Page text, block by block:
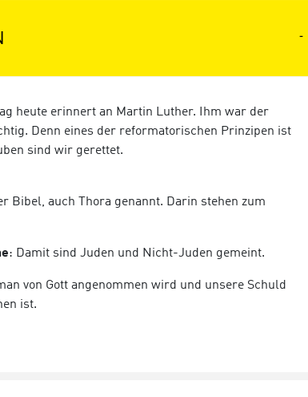
heute erinnert an Martin Luther. Ihm war der
Denn eines der reformatorischen Prinzipen ist
sind wir gerettet.
Bibel, auch Thora genannt. Darin stehen zum
: Damit sind Juden und Nicht-Juden gemeint.
von Gott angenommen wird und unsere Schuld
ist.